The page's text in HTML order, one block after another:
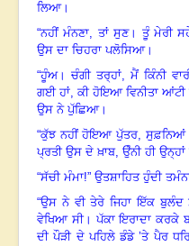
ਲਿਆ।
“ਨਹੀਂ ਮੰਨਣਾ, ਤਾਂ ਸੁਣ। ਤੂੰ ਮੇਰੀ
ਉਸ ਦਾ ਚਿਹਰਾ ਪਲੋਸਿਆ।
“ਹੂੰਅ। ਚੰਗੀ ਤਰ੍ਹਾਂ, ਮੈਂ ਕਿੰਨੀ
ਗਈ ਹਾਂ,ਕੀ ਹੋਇਆ ਵਿਨੀਤਾ ਆਂਟੀ
ਉਸ ਨੇ ਪੁੱਛਿਆ।
“ਕੁੱਝ ਨਹੀਂ ਹੋਇਆ ਪੁੱਤਰ, ਸੁਫ਼ਨਿਆਂ
ਪ੍ਰਤੀ ਉਸ ਦੇ ਖ਼ਾਬ, ਉੰਨੀ ਹੀ
“ਸੱਚੀ ਮੰਮਾ!” ਉਤਸ਼ਾਹਿਤ ਹੁੰਦੀ
“ਉਸ ਨੇ ਵੀ ਤੇਰੇ ਜਿਹਾ ਇੱਕ ਬੁਲੰਦ
ਵੇਖਿਆ ਸੀ। ਪੱਕਾ ਇਰਾਦਾ ਕਰਕੇ
ਦੀ ਪੌੜੀ ਦੇ ਪਹਿਲੇ ਡੰਡੇ ’ਤੇ ਪੈਰ